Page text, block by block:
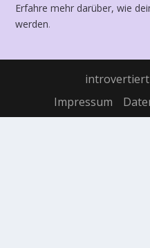
Erfahre mehr darüber, wie
werden.
Impressum